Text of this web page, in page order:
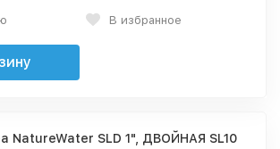
В избранное
NatureWater SLD 1", ДВОЙНАЯ SL10